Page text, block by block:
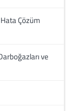
Çözüm
ve